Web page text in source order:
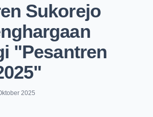
Sukorejo
"Pesantren
2025